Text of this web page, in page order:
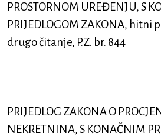
PROSTORNOM UREĐENJU, S
PRIJEDLOGOM ZAKONA, hitni
drugo čitanje, P.Z. br. 844
PRIJEDLOG ZAKONA O
NEKRETNINA, S KONAČNIM